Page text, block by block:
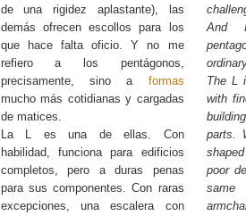
de una rigidez aplastante), las
demás ofrecen escollos para los
que hace falta oficio. Y no me
refiero a los pentágonos,
precisamente, sino a formas
mucho más cotidianas y cargadas
de matices.
La L es una de ellas. Con
habilidad, funciona para edificios
completos, pero a duras penas
para sus componentes. Con raras
excepciones, una escalera con
And
The L
with
parts.
poor